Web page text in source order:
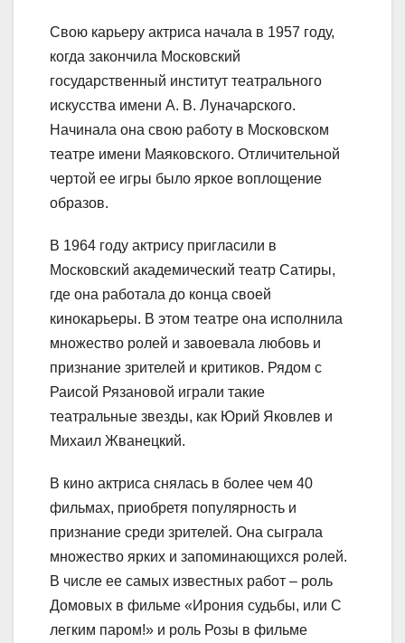
Свою карьеру актриса начала в 1957 году,
когда закончила Московский
государственный институт театрального
искусства имени А. В. Луначарского.
Начинала она свою работу в Московском
театре имени Маяковского. Отличительной
чертой ее игры было яркое воплощение
образов.
В 1964 году актрису пригласили в
Московский академический театр Сатиры,
где она работала до конца своей
кинокарьеры. В этом театре она исполнила
множество ролей и завоевала любовь и
признание зрителей и критиков. Рядом с
Раисой Рязановой играли такие
театральные звезды, как Юрий Яковлев и
Михаил Жванецкий.
В кино актриса снялась в более чем 40
фильмах, приобретя популярность и
признание среди зрителей. Она сыграла
множество ярких и запоминающихся ролей.
В числе ее самых известных работ – роль
Домовых в фильме «Ирония судьбы, или С
легким паром!» и роль Розы в фильме